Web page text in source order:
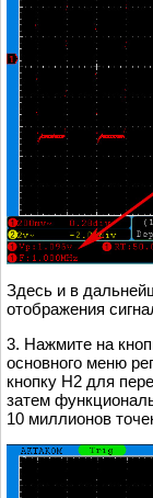
Здесь и в
отображения
3. Нажмите на
основного меню
кнопку H2 для
затем
10 миллионов